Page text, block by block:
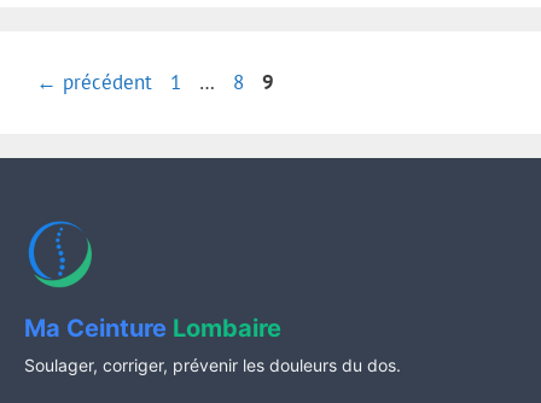
← précédent Page
1 … Page
8 Page
9
Ma Ceinture Lombaire
Soulager, corriger, prévenir les douleurs du dos.